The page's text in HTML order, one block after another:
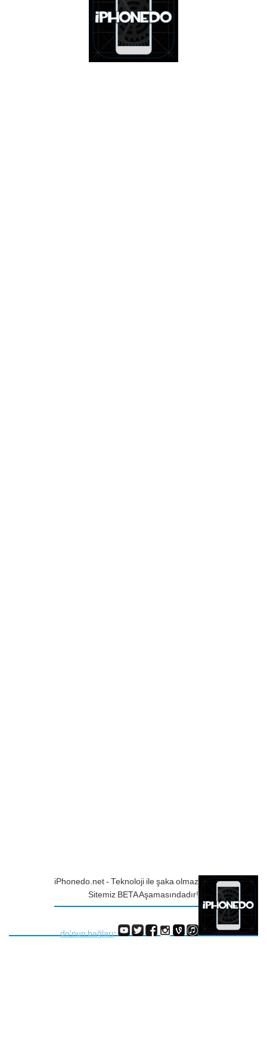
iPhonedo.net - Teknoloji ile şaka olmaz
Sitemiz BETA Aşamasındadır!
do'nun bağları: